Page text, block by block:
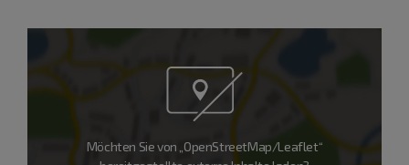
Möchten Sie von „OpenStreetMap/Leaflet“